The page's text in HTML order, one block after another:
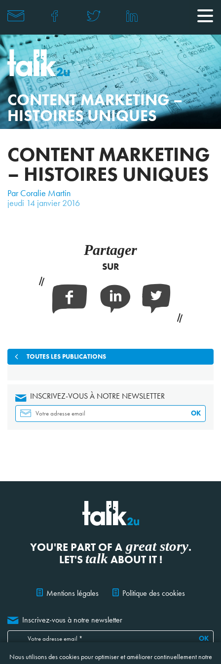
CONTENT MARKETING –
HISTOIRES UNIQUES
CONTENT MARKETING
– HISTOIRES UNIQUES
Par Coralie Martin
jeudi 14 janvier 2016
Partager
SUR
TOUTES LES PUBLICATIONS
INSCRIVEZ-VOUS À NOTRE NEWSLETTER
OK
YOU'RE PART OF Agreat story.
LET'S talkABOUT IT !
Mentions légales Politique des cookies
Inscrivez-vous à notre newsletter
Je confirme avoir lu, compris et acceptéles informations ci-jointes
OK
Nous utilisons des cookies pour optimiser et améliorer continuellement notre